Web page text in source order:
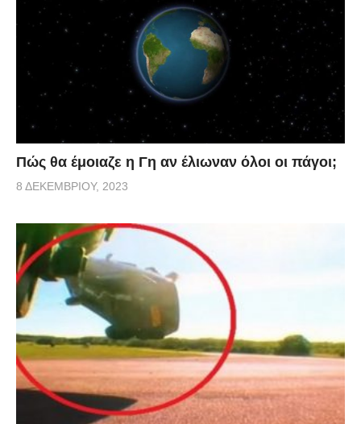
Πώς θα έμοιαζε η Γη αν έλιωναν όλοι οι πάγοι;
8 ΔΕΚΕΜΒΡΊΟΥ, 2023